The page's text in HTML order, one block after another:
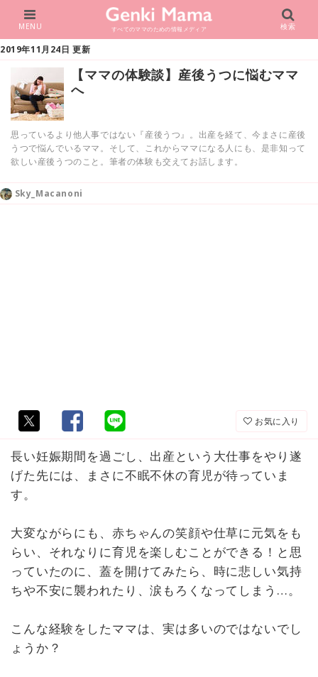
すべてのママのための情報メディア
MENU 検索
2019年11月24日 更新
【ママの体験談】産後うつに悩むママ
へ
思っているより他人事ではない『産後うつ』。出産を経て、今まさに産後
うつで悩んでいるママ。そして、これからママになる人にも、是非知って
欲しい産後うつのこと。筆者の体験も交えてお話します。
Sky_Macanoni
お気に入り
長い妊娠期間を過ごし、出産という大仕事をやり遂
げた先には、まさに不眠不休の育児が待っていま
す。
大変ながらにも、赤ちゃんの笑顔や仕草に元気をも
らい、それなりに育児を楽しむことができる！と思
っていたのに、蓋を開けてみたら、時に悲しい気持
ちや不安に襲われたり、涙もろくなってしまう…。
こんな経験をしたママは、実は多いのではないでし
ょうか？